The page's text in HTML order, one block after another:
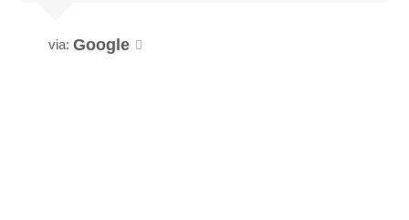
via: Google